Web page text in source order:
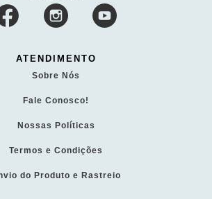
ATENDIMENTO
Sobre Nós
Fale Conosco!
Nossas Políticas
Termos e Condições
do Produto e Rastreio